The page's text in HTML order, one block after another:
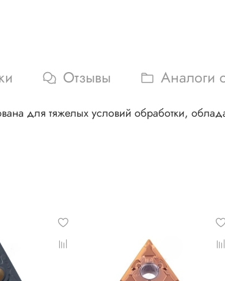
Отзывы Аналоги
для тяжелых условий обработки,